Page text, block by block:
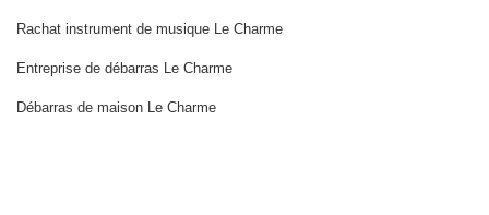
Rachat instrument de musique Le Charme
Entreprise de débarras Le Charme
Débarras de maison Le Charme